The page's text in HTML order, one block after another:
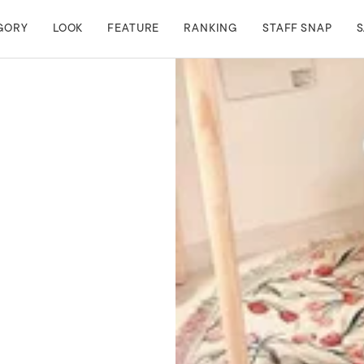
LOOK FEATURE RANKING STAFF SNAP